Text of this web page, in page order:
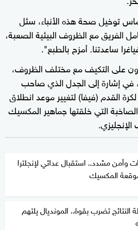
توخيل صحة هذه الأنباء، سئل
الفريق مع الظروف البيئية الصعبة،
ساعدتنا. أمزح بالطبع".
على التكيف مع مختلف الظروف،
في إشارة إلى الجدل الذي صاحب
القدم (فيفا) لتغيير موعد انطلاق
الصاخبة التي خلقتها جماهير المكسيك
وأمن مشدد.. استقبال عدائي لإنجلترا
المكسيك
تضرب بقوة.. المونديال يلتهم